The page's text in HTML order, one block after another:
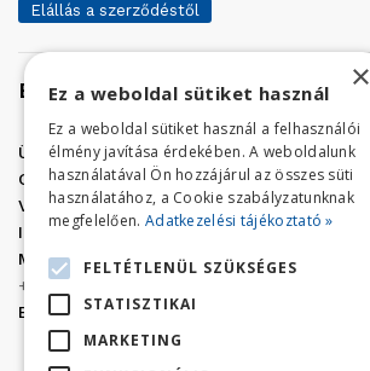
Elállás a szerződéstől
Elérhetőség
Üzletünk címe:Szolnok, Vércse út 17.
Golf Center Áruház:06 (56) 423-324
VÁR-Kert Áruház: 06 (56) 429-771
Iroda:06 (56) 421-857
Megrendelés, termék információ:
+36 (70) 938-3356
E-mail:
golfaruhaz@gmail.com
×
Ez a weboldal sütiket használ
Ez a weboldal sütiket használ a felhasználói
élmény javítása érdekében. A weboldalunk
használatával Ön hozzájárul az összes süti
használatához, a Cookie szabályzatunknak
megfelelően. Adatkezelési tájékoztató »
FELTÉTLENÜL SZÜKSÉGES
STATISZTIKAI
MARKETING